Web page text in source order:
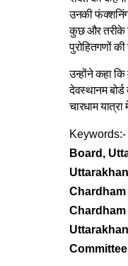
उनकी
कुछ और तरीके
पुरोहितगणों
उन्होंने कहा
देवस्थानम
चारधाम
Keywords:-
Board,
Chardham
Chardham
Committee